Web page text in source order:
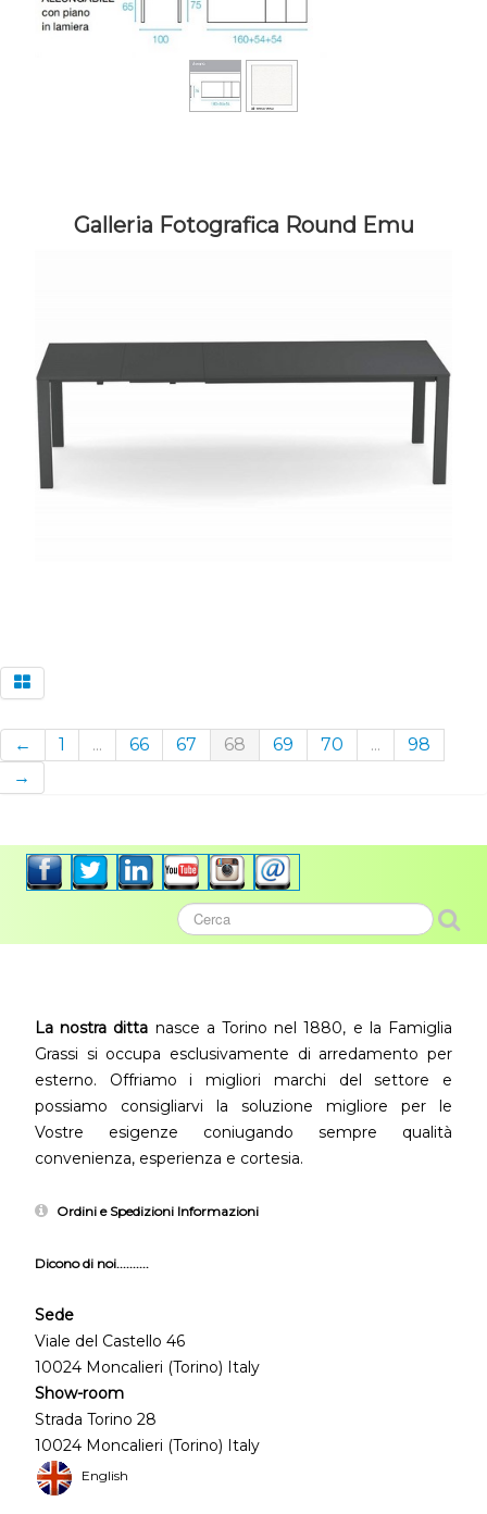
Galleria Fotografica Round Emu
← 1 ... 66 67 68 69 70 ...
98
→
La nostra ditta nasce a Torino nel 1880, e la Famiglia
Grassi si occupa esclusivamente di arredamento per
esterno. Offriamo i migliori marchi del settore e
possiamo consigliarvi la soluzione migliore per le
Vostre esigenze coniugando sempre qualità
convenienza, esperienza e cortesia.
Ordini e Spedizioni Informazioni
Dicono di noi..........
Sede
Viale del Castello 46
10024 Moncalieri (Torino) Italy
Show-room
Strada Torino 28
10024 Moncalieri (Torino) Italy
English